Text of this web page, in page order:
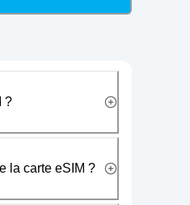
?
la carte eSIM ?